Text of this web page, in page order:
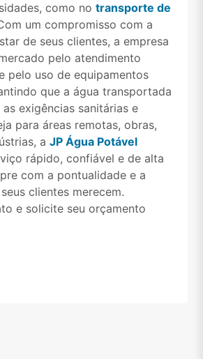
como no transporte de
um compromisso com a
de seus clientes, a empresa
pelo atendimento
pelo uso de equipamentos
que a água transportada
exigências sanitárias e
para áreas remotas, obras,
a JP Água Potável
rápido, confiável e de alta
com a pontualidade e a
clientes merecem.
e solicite seu orçamento